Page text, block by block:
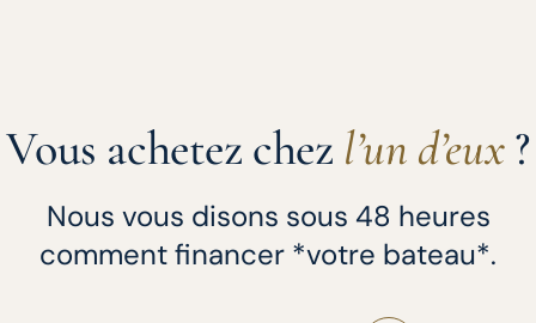
Vous achetez chez l’un d’eux?
Nous vous disons sous 48 heures
comment financer *votre bateau*.